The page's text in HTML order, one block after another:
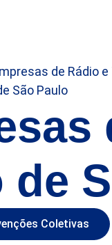
Coletivas